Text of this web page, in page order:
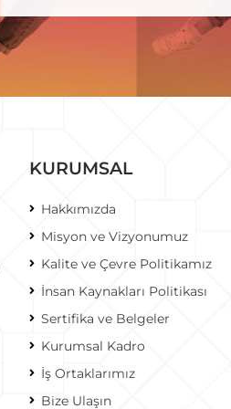
KURUMSAL
Hakkımızda
Misyon ve Vizyonumuz
Kalite ve Çevre Politikamız
İnsan Kaynakları Politikası
Sertifika ve Belgeler
Kurumsal Kadro
İş Ortaklarımız
Bize Ulaşın